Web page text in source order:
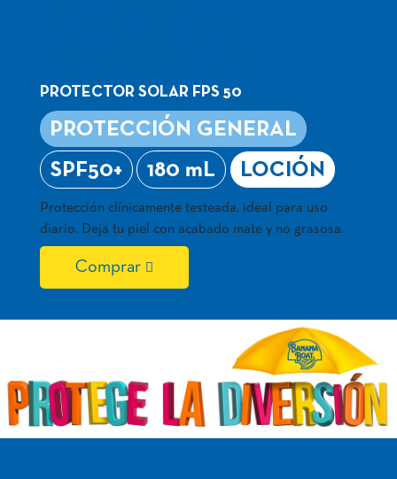
PROTECTOR SOLAR FPS 50
PROTECCIÓN GENERAL
SPF50+
180 mL LOCIÓN
Protección clínicamente testeada, ideal para uso
diario. Deja tu piel con acabado mate y no grasosa.
Comprar